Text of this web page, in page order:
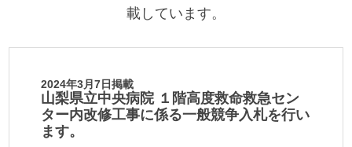
載しています。
2024年3月7日掲載
山梨県立中央病院 １階高度救命救急セン
ター内改修工事に係る一般競争入札を行い
ます。